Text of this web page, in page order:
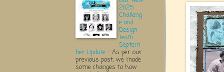
2025
Challeng
e and
Design
Team
Septem
ber Update - As per our
previous post, we made
some changes to how